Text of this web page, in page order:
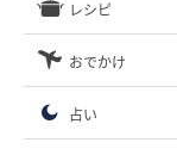
レシピ
おでかけ
占い